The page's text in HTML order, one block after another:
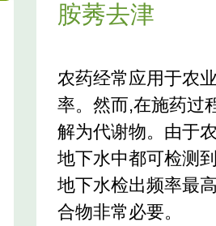
胺莠去津
农药经常应用于农
率。然而,在施药过
解为代谢物。由于
地下水中都可检测
地下水检出频率最
合物非常必要。